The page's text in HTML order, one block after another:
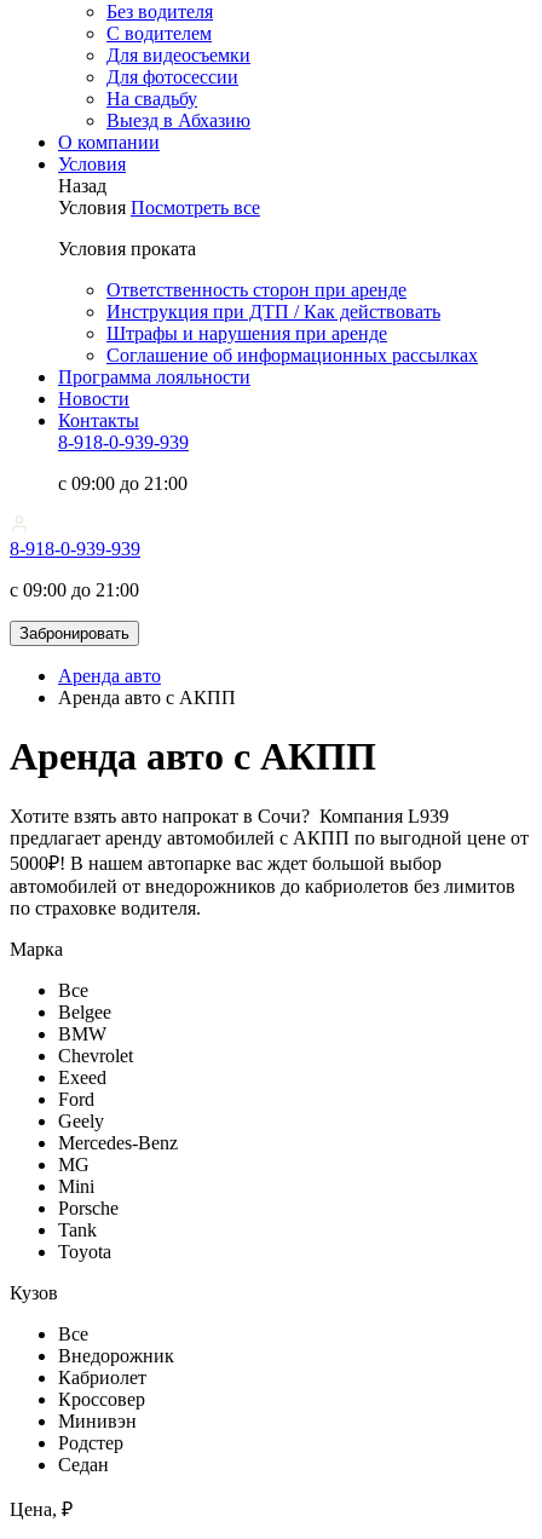
Без водителя
С водителем
Для видеосъемки
Для фотосессии
На свадьбу
Выезд в Абхазию
О компании
Условия
Назад
Условия Посмотреть все
Условия проката
Ответственность сторон при аренде
Инструкция при ДТП / Как действовать
Штрафы и нарушения при аренде
Соглашение об информационных рассылках
Программа лояльности
Новости
Контакты
8-918-0-939-939
с 09:00 до 21:00
8-918-0-939-939
с 09:00 до 21:00
Забронировать
Аренда авто
Аренда авто c АКПП
Аренда авто c АКПП
Хотите взять авто напрокат в Сочи? Компания L939
предлагает аренду автомобилей с АКПП по выгодной цене от
5000₽! В нашем автопарке вас ждет большой выбор
автомобилей от внедорожников до кабриолетов без лимитов
по страховке водителя.
Марка
Все
Belgee
BMW
Chevrolet
Exeed
Ford
Geely
Mercedes-Benz
MG
Mini
Porsche
Tank
Toyota
Кузов
Все
Внедорожник
Кабриолет
Кроссовер
Минивэн
Родстер
Седан
Цена, ₽